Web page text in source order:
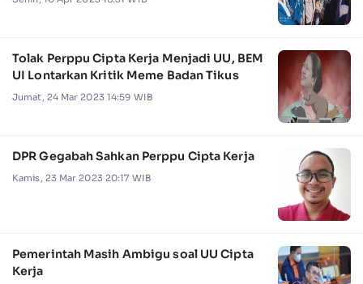
Tolak Perppu Cipta Kerja Menjadi UU, BEM
UI Lontarkan Kritik Meme Badan Tikus
Jumat, 24 Mar 2023 14:59 WIB
DPR Gegabah Sahkan Perppu Cipta Kerja
Kamis, 23 Mar 2023 20:17 WIB
Pemerintah Masih Ambigu soal UU Cipta
Kerja